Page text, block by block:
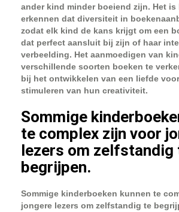
ander kind minder boeiend zijn. Het
erkennen dat diversiteit in
zodat elk kind de kans krijgt om een
dat perfect aansluit bij zijn of haar
verbeelding. Het aanmoedigen van
verschillende soorten boeken te
bij het ontwikkelen van een liefde
stimuleren van hun creativiteit.
Sommige
te complex zijn voor
lezers om zelfstandig
begrijpen.
Sommige kinderboeken kunnen te
jongere lezers om zelfstandig te